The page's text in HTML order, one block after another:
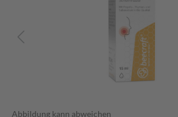
Abbildung kann abweichen